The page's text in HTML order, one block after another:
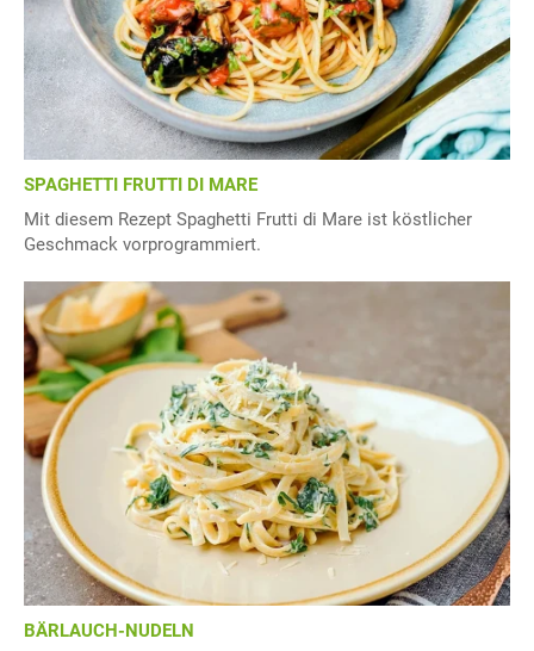
SPAGHETTI FRUTTI DI MARE
Mit diesem Rezept Spaghetti Frutti di Mare ist köstlicher
Geschmack vorprogrammiert.
BÄRLAUCH-NUDELN